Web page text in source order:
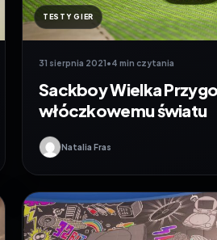
TESTY GIER
31 sierpnia 2021 •4 min czytania
Sackboy Wielka
włóczkowemu światu
Natalia Fras